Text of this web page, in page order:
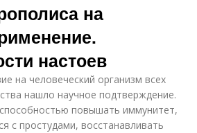
на
настоев
на человеческий организм всех
нашло научное подтверждение.
повышать иммунитет,
с простудами, восстанавливать